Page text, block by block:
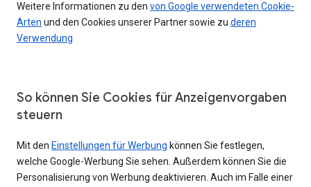
Weitere Informationen zu den von Google verwendeten Cookie-
Arten und den Cookies unserer Partner sowie zu deren
Verwendung
So können Sie Cookies für Anzeigenvorgaben
steuern
Mit den Einstellungen für Werbung können Sie festlegen,
welche Google-Werbung Sie sehen. Außerdem können Sie die
Personalisierung von Werbung deaktivieren. Auch im Falle einer